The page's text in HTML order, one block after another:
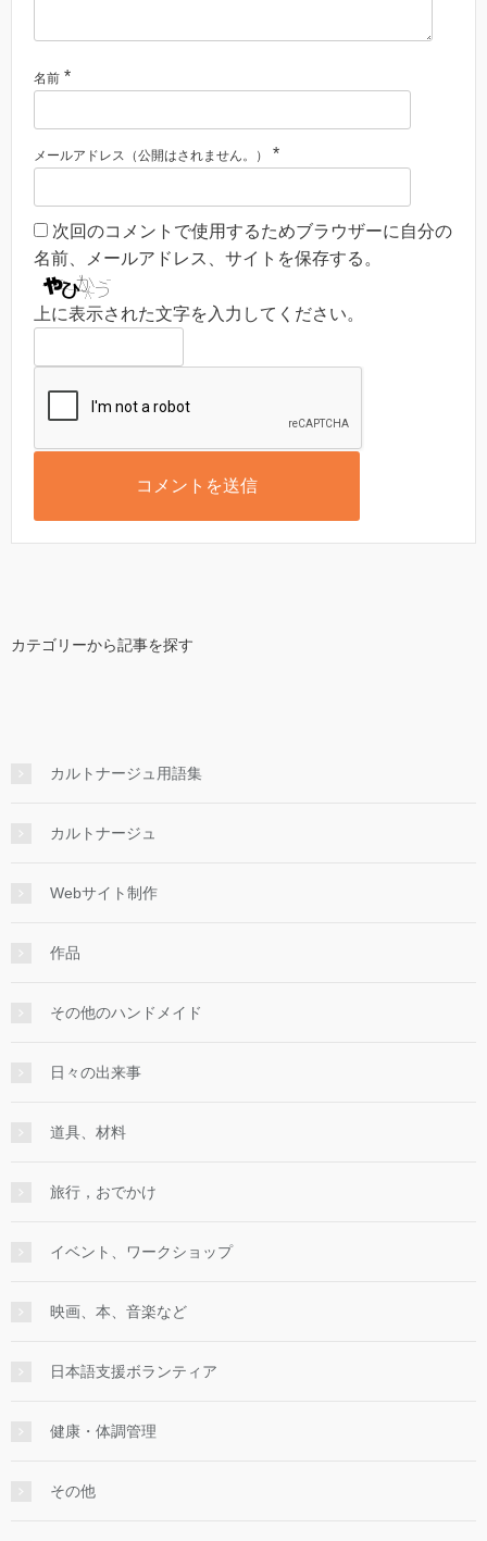
名前 *
メールアドレス（公開はされません。） *
次回のコメントで使用するためブラウザーに自分の
名前、メールアドレス、サイトを保存する。
上に表示された文字を入力してください。
カテゴリーから記事を探す
カルトナージュ用語集
カルトナージュ
Webサイト制作
作品
その他のハンドメイド
日々の出来事
道具、材料
旅行，おでかけ
イベント、ワークショップ
映画、本、音楽など
日本語支援ボランティア
健康・体調管理
その他